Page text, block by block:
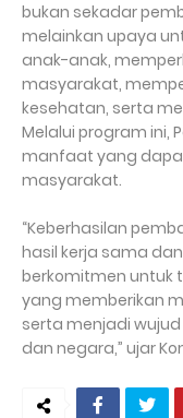
bukan sekadar
melainkan upaya
anak-anak,
masyarakat,
kesehatan, serta
Melalui program ini,
manfaat yang
masyarakat.
“Keberhasilan
hasil kerja sama
berkomitmen untuk
yang memberikan
serta menjadi
dan negara,” ujar